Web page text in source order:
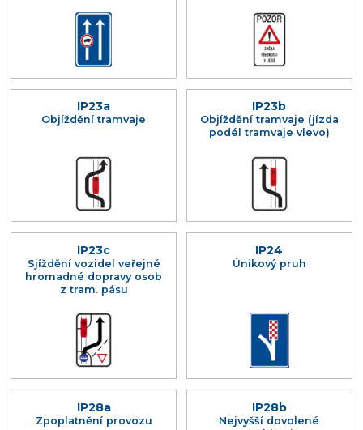
IP23a
Objíždění tramvaje
IP23b
Objíždění tramvaje (jízda
podél tramvaje vlevo)
IP23c
Sjíždění vozidel veřejné
hromadné dopravy osob
z tram. pásu
IP24
Únikový pruh
IP28a
Zpoplatnění provozu
IP28b
Nejvyšší dovolené